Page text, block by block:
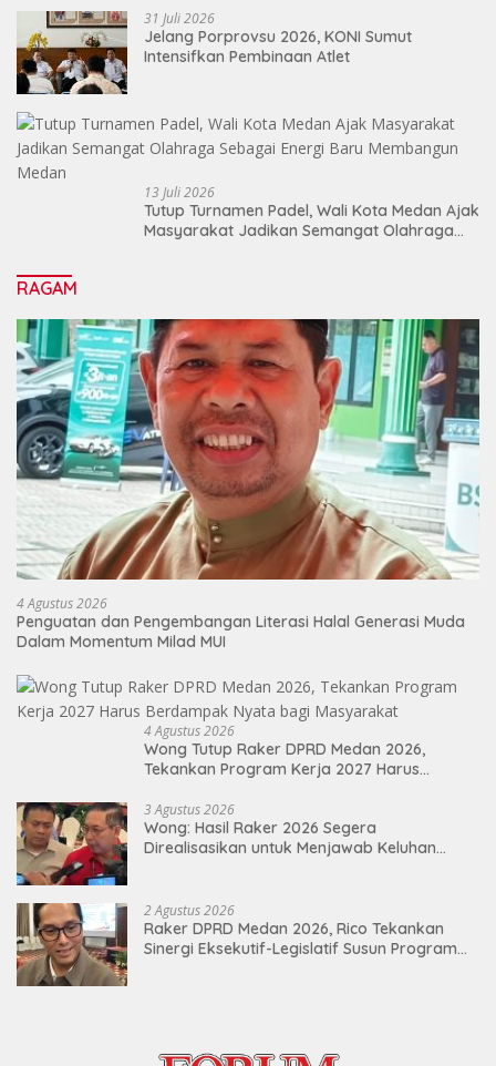
31 Juli 2026
Jelang Porprovsu 2026, KONI Sumut
Intensifkan Pembinaan Atlet
13 Juli 2026
Tutup Turnamen Padel, Wali Kota Medan Ajak
Masyarakat Jadikan Semangat Olahraga
RAGAM
4 Agustus 2026
Penguatan dan Pengembangan Literasi Halal Generasi Muda
Dalam Momentum Milad MUI
4 Agustus 2026
Wong Tutup Raker DPRD Medan 2026,
Tekankan Program Kerja 2027 Harus
3 Agustus 2026
Wong: Hasil Raker 2026 Segera
Direalisasikan untuk Menjawab Keluhan
2 Agustus 2026
Raker DPRD Medan 2026, Rico Tekankan
Sinergi Eksekutif-Legislatif Susun Program